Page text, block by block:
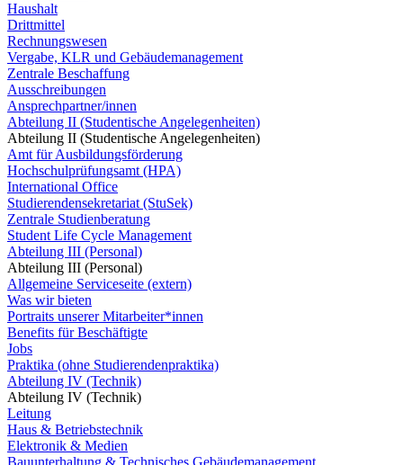
Haushalt
Drittmittel
Rechnungswesen
Vergabe, KLR und Gebäudemanagement
Zentrale Beschaffung
Ausschreibungen
Ansprechpartner/innen
Abteilung II (Studentische Angelegenheiten)
Abteilung II (Studentische Angelegenheiten)
Amt für Ausbildungsförderung
Hochschulprüfungsamt (HPA)
International Office
Studierendensekretariat (StuSek)
Zentrale Studienberatung
Student Life Cycle Management
Abteilung III (Personal)
Abteilung III (Personal)
Allgemeine Serviceseite (extern)
Was wir bieten
Portraits unserer Mitarbeiter*innen
Benefits für Beschäftigte
Jobs
Praktika (ohne Studierendenpraktika)
Abteilung IV (Technik)
Abteilung IV (Technik)
Leitung
Haus & Betriebstechnik
Elektronik & Medien
Bauunterhaltung & Technisches Gebäudemanagement